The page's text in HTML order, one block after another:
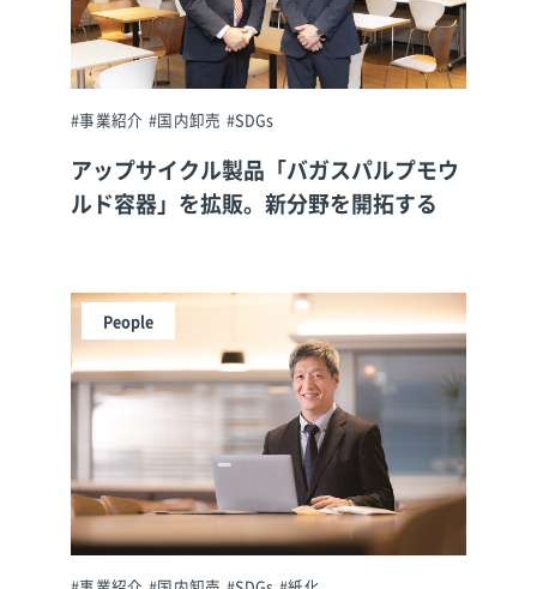
#事業紹介 #国内卸売 #SDGs
アップサイクル製品「バガスパルプモウ
ルド容器」を拡販。新分野を開拓する
People